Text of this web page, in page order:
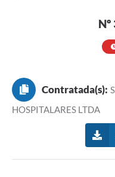
Contratada(s):
HOSPITALARES LTDA